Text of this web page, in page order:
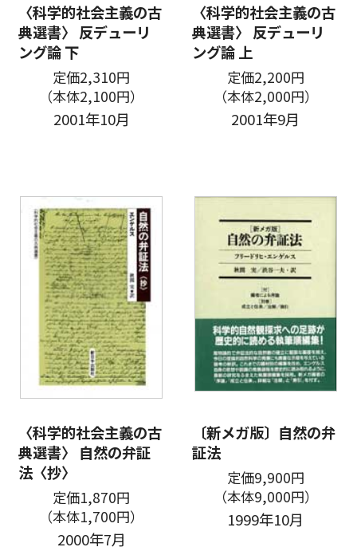
〈科学的社会主義の古
典選書〉 反デューリ
ング論 下
定価2,310円
（本体2,100円）
2001年10月
〈科学的社会主義の古
典選書〉 反デューリ
ング論 上
定価2,200円
（本体2,000円）
2001年9月
〈科学的社会主義の古
典選書〉 自然の弁証
法〈抄〉
定価1,870円
（本体1,700円）
2000年7月
〔新メガ版〕自然の弁
証法
定価9,900円
（本体9,000円）
1999年10月